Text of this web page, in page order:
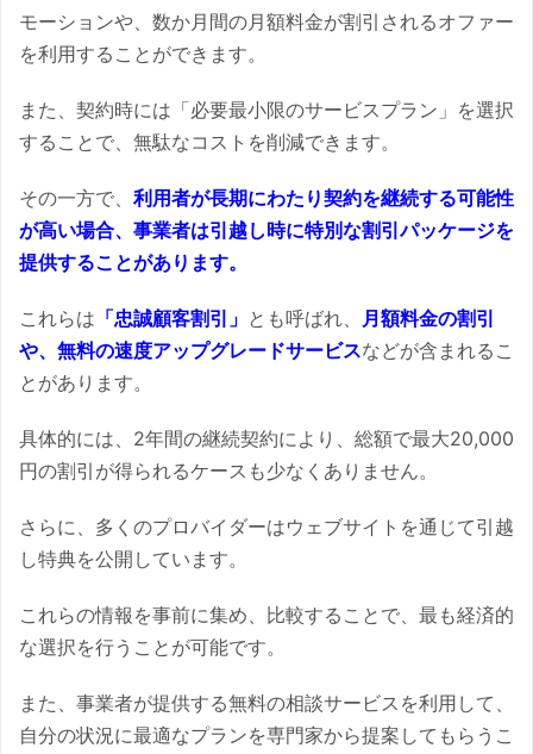
モーションや、数か月間の月額料金が割引されるオファー
を利用することができます。
また、契約時には「必要最小限のサービスプラン」を選択
することで、無駄なコストを削減できます。
その一方で、 利用者が長期にわたり契約を継続する可能性
が高い場合、事業者は引越し時に特別な割引パッケージを
提供することがあります。
これらは 「忠誠顧客割引」 とも呼ばれ、 月額料金の割引
や、無料の速度アップグレードサービスなどが含まれるこ
とがあります。
具体的には、2年間の継続契約により、総額で最大20,000
円の割引が得られるケースも少なくありません。
さらに、多くのプロバイダーはウェブサイトを通じて引越
し特典を公開しています。
これらの情報を事前に集め、比較することで、最も経済的
な選択を行うことが可能です。
また、事業者が提供する無料の相談サービスを利用して、
自分の状況に最適なプランを専門家から提案してもらうこ